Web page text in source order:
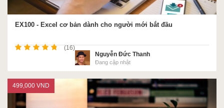
EX100 - Excel cơ bản dành cho người mới bắt đầu
(16)
Nguyễn Đức Thanh
Đang cập nhật
499,000 VND